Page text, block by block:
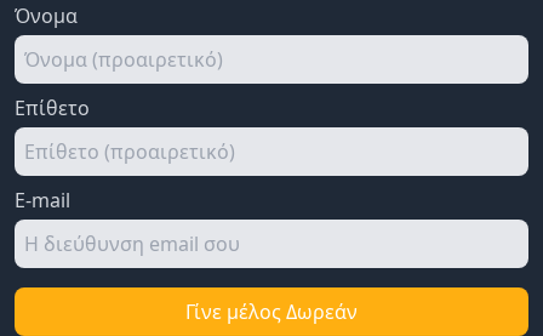
Όνομα
Επίθετο
E-mail
Γίνε μέλος Δωρεάν